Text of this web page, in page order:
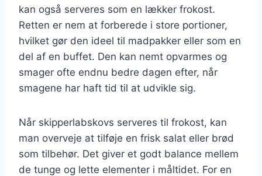
kan også serveres som en lækker frokost.
Retten er nem at forberede i store portioner,
hvilket gør den ideel til madpakker eller som en
del af en buffet. Den kan nemt opvarmes og
smager ofte endnu bedre dagen efter, når
smagene har haft tid til at udvikle sig.
Når skipperlabskovs serveres til frokost, kan
man overveje at tilføje en frisk salat eller brød
som tilbehør. Det giver et godt balance mellem
de tunge og lette elementer i måltidet. For en